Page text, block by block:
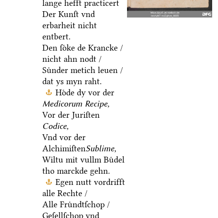
lange hefft practicert
Der Kunſt vnd
erbarheit nicht
entbert.
Den ſoͤke de Krancke /
nicht ahn nodt /
Suͤnder metich leuen /
dat ys myn raht.
Hoͤde dy vor der
Medicorum Recipe,
Vor der Juriſten
Codice,
Vnd vor der
AlchimiſtenSublime,
Wiltu mit vullm Buͤdel
tho marckde gehn.
Egen nutt vordrifft
alle Rechte /
Alle Fruͤndtſchop /
Geſellſchop vnd